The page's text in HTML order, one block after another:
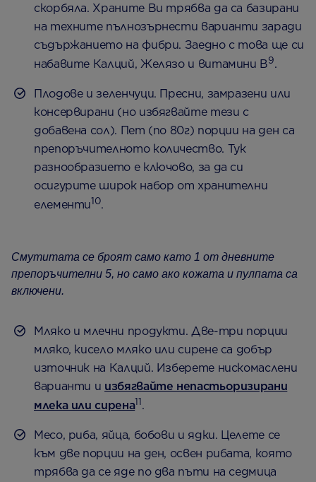
скорбяла. Храните Ви трябва да са базирани
на техните пълнозърнести варианти заради
съдържанието на фибри. Заедно с това ще си
набавите Калций, Желязо и витамини B9.
Плодове и зеленчуци. Пресни, замразени или
консервирани (но избягвайте тези с
добавена сол). Пет (по 80г) порции на ден са
препоръчителното количество. Тук
разнообразието е ключово, за да си
осигурите широк набор от хранителни
елементи10.
Смутитата се броят само като 1 от дневните
препоръчителни 5, но само ако кожата и пулпата са
включени.
Мляко и млечни продукти. Две-три порции
мляко, кисело мляко или сирене са добър
източник на Калций. Изберете нискомаслени
варианти и избягвайте непастьоризирани
млека или сирена11.
Месо, риба, яйца, бобови и ядки. Целете се
към две порции на ден, освен рибата, която
трябва да се яде по два пъти на седмица